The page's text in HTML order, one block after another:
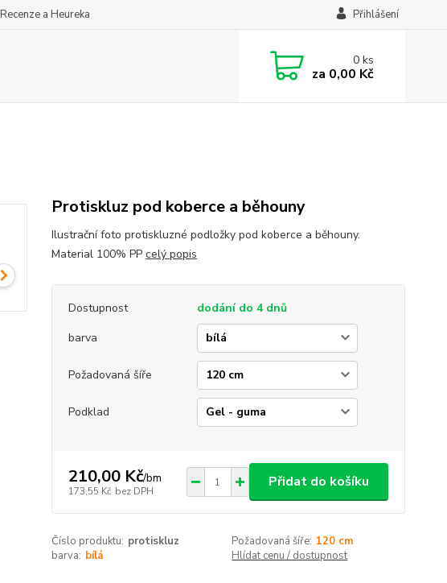
Recenze a Heureka Přihlášení
0ks
za 0,00 Kč
Protiskluz pod koberce a běhouny
Ilustrační foto protiskluzné podložky pod koberce a běhouny.
Material 100% PP celý popis
Dostupnost
dodání do 4 dnů
barva
Požadovaná šíře
Podklad
210,00 Kč/bm
173,55 Kč bez DPH
Přidat do košíku
Číslo produktu: protiskluz Požadovaná šíře: 120 cm
barva: bílá Hlídat cenu / dostupnost